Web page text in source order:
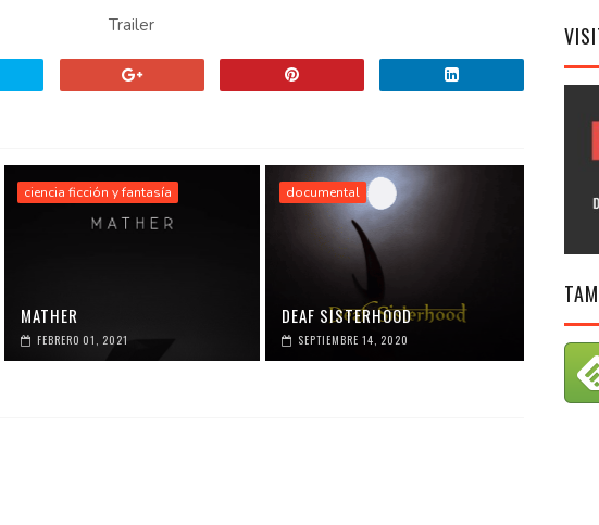
Trailer
ciencia ficción y fantasía
MATHER
FEBRERO 01, 2021
documental
DEAF SISTERHOOD
SEPTIEMBRE 14, 2020